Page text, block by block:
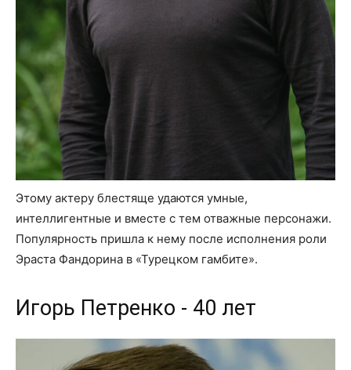
Этому актеру блестяще удаются умные,
интеллигентные и вместе с тем отважные персонажи.
Популярность пришла к нему после исполнения роли
Эраста Фандорина в «Турецком гамбите».
Игорь Петренко - 40 лет